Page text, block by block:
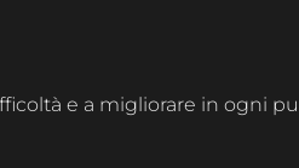
e a migliorare in ogni